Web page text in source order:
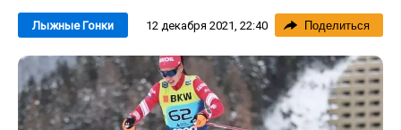
Лыжные Гонки 12 декабря 2021, 22:40 Поделиться